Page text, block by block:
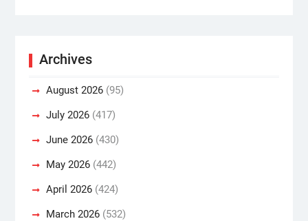
Archives
August 2026(95)
July 2026(417)
June 2026(430)
May 2026(442)
April 2026(424)
March 2026(532)